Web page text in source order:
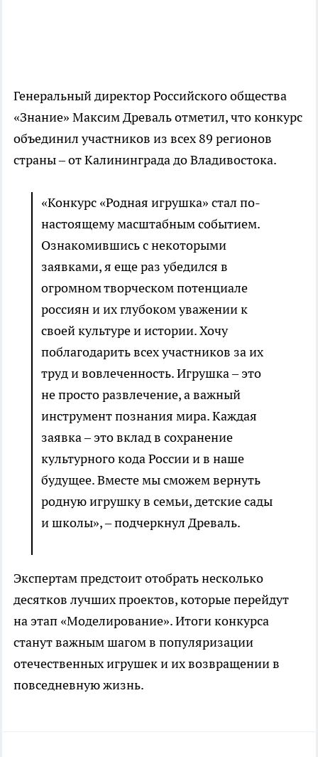
Генеральный директор Российского общества
«Знание» Максим Древаль отметил, что конкурс
объединил участников из всех 89 регионов
страны – от Калининграда до Владивостока.
«Конкурс «Родная игрушка» стал по-
настоящему масштабным событием.
Ознакомившись с некоторыми
заявками, я еще раз убедился в
огромном творческом потенциале
россиян и их глубоком уважении к
своей культуре и истории. Хочу
поблагодарить всех участников за их
труд и вовлеченность. Игрушка – это
не просто развлечение, а важный
инструмент познания мира. Каждая
заявка – это вклад в сохранение
культурного кода России и в наше
будущее. Вместе мы сможем вернуть
родную игрушку в семьи, детские сады
и школы», – подчеркнул Древаль.
Экспертам предстоит отобрать несколько
десятков лучших проектов, которые перейдут
на этап «Моделирование». Итоги конкурса
станут важным шагом в популяризации
отечественных игрушек и их возвращении в
повседневную жизнь.